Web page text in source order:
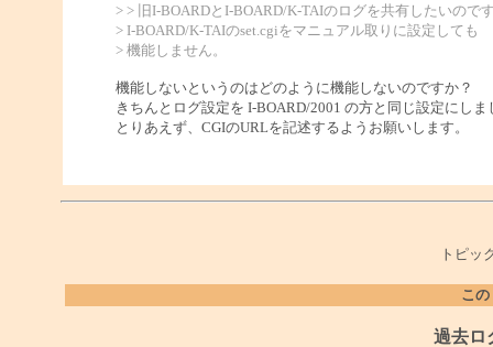
> > 旧I-BOARDとI-BOARD/K-TAIのログを共有したいので
> I-BOARD/K-TAIのset.cgiをマニュアル取りに設定しても
> 機能しません。
機能しないというのはどのように機能しないのですか？
きちんとログ設定を I-BOARD/2001 の方と同じ設定にしま
とりあえず、CGIのURLを記述するようお願いします。
トピッ
こ
過去ロ